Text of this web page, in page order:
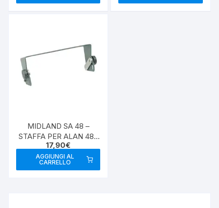
MIDLAND SA 48 –
STAFFA PER ALAN 48 /
68
17,90€
AGGIUNGI AL
CARRELLO